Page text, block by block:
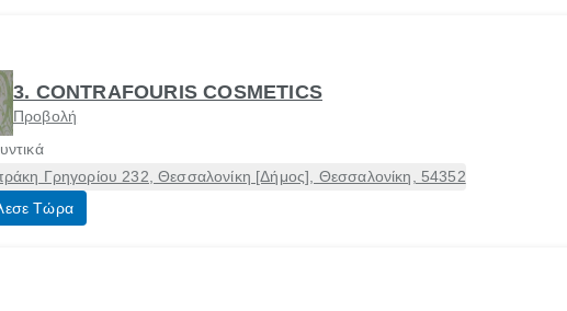
3. CONTRAFOURIS COSMETICS
Προβολή
Γρηγορίου 232, Θεσσαλονίκη [Δήμος], Θεσσαλονίκη, 54352
Τώρα